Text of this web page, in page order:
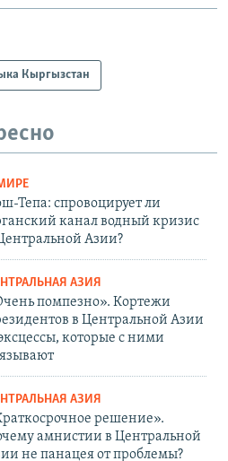
Кыргызстан
Тепа: спровоцирует ли
канал водный кризис
Азии?
АЗИЯ
помпезно». Кортежи
в Центральной Азии
которые с ними
АЗИЯ
решение».
амнистии в Центральной
не панацея от проблемы?